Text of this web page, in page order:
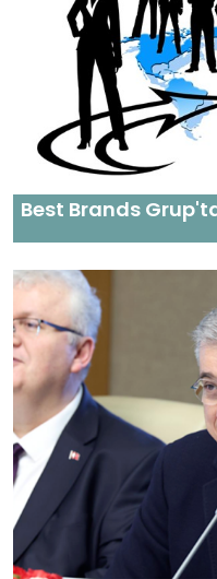
Best Brands